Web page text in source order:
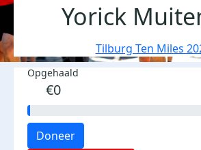
Yorick
Tilburg Ten Miles
Opgehaald
€0
Doneer